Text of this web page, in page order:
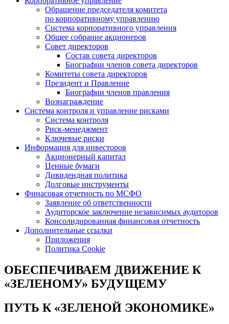
Обращение председателя комитета
по корпоративному управлению
Система корпоративного управления
Общее собрание акционеров
Совет директоров
Состав совета директоров
Биографии членов совета директоров
Комитеты совета директоров
Президент и Правление
Биографии членов правления
Вознаграждение
Система контроля и управление рисками
Система контроля
Риск-менеджмент
Ключевые риски
Информация для инвесторов
Акционерный капитал
Ценные бумаги
Дивидендная политика
Долговые инструменты
Финасовая отчетность по МСФО
Заявление об ответственности
Аудиторское заключение независимых аудиторов
Консолидированная финансовая отчетность
Дополнительные ссылки
Приложения
Политика Cookie
ОБЕСПЕЧИВАЕМ ДВИЖЕНИЕ К
«ЗЕЛЕНОМУ» БУДУЩЕМУ
ПУТЬ К«ЗЕЛЕНОЙ ЭКОНОМИКЕ»